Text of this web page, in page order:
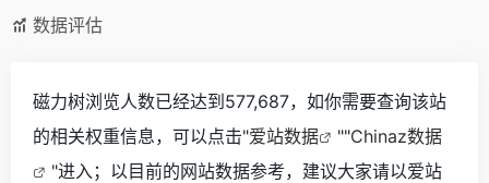
数据评估
磁力树浏览人数已经达到577,687，如你需要查询该站
的相关权重信息，可以点击"爱站数据 ""Chinaz数据
"进入；以目前的网站数据参考，建议大家请以爱站